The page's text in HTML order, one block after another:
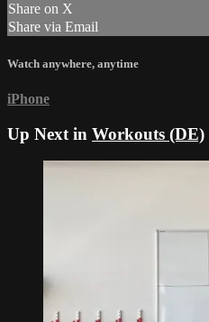
Share on X
Share via Email
Watch anywhere, anytime
iPhone
Up Next in Workouts (DE)